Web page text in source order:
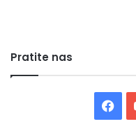
Pratite nas